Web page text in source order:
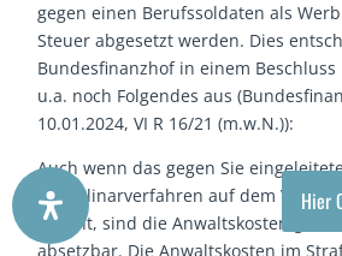
Hier
gegen einen Berufssoldaten als
Steuer abgesetzt werden. Dies
Bundesfinanzhof in einem
u.a. noch Folgendes aus
10.01.2024, VI R 16/21 (m.w.N.)):
Auch wenn das gegen Sie
Disziplinarverfahren auf dem
beruht, sind die Anwaltskosten
absetzbar. Die Anwaltskosten im